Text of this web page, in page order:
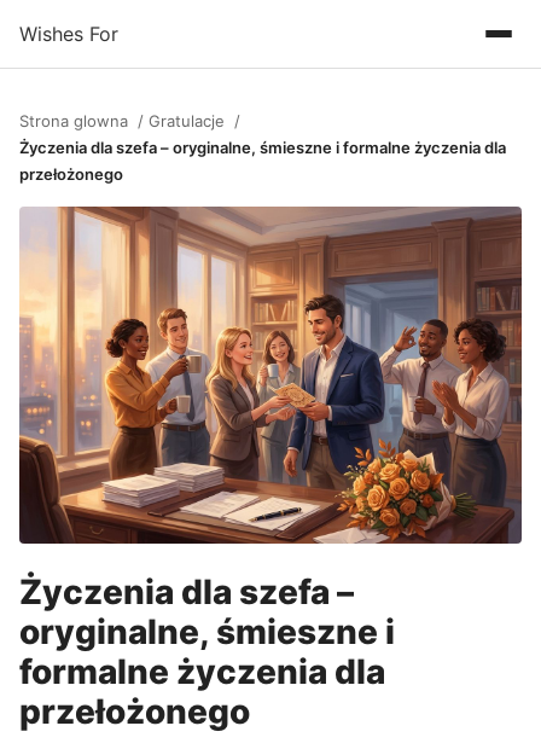
Wishes For
Strona glowna
Gratulacje
Życzenia dla szefa – oryginalne, śmieszne i formalne życzenia dla
przełożonego
Życzenia dla szefa –
oryginalne, śmieszne i
formalne życzenia dla
przełożonego